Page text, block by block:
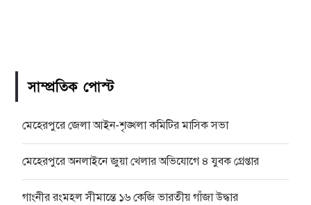
সাম্প্রতিক পোস্ট
মেহেরপুরে জেলা আইন-শৃঙ্খলা কমিটির মাসিক সভা
মেহেরপুরে অনলাইনে জুয়া খেলার অভিযোগে ৪ যুবক গ্রেপ্তার
গাংনীর রংমহল সীমান্তে ১৬ কেজি ভারতীয় গাঁজা উদ্ধার